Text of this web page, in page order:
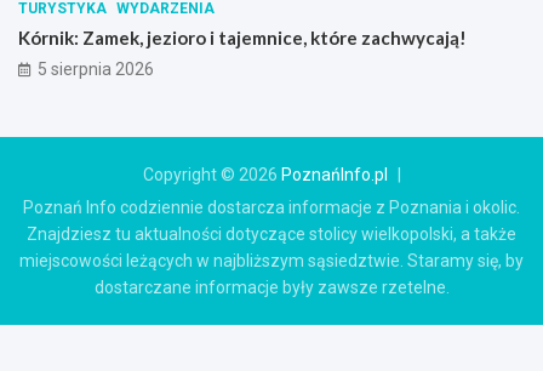
TURYSTYKA WYDARZENIA
Kórnik: Zamek, jezioro i tajemnice, które zachwycają!
5 sierpnia 2026
Copyright © 2026 PoznańInfo.pl
Poznań Info codziennie dostarcza informacje z Poznania i okolic.
Znajdziesz tu aktualności dotyczące stolicy wielkopolski, a także
miejscowości leżących w najbliższym sąsiedztwie. Staramy się, by
dostarczane informacje były zawsze rzetelne.